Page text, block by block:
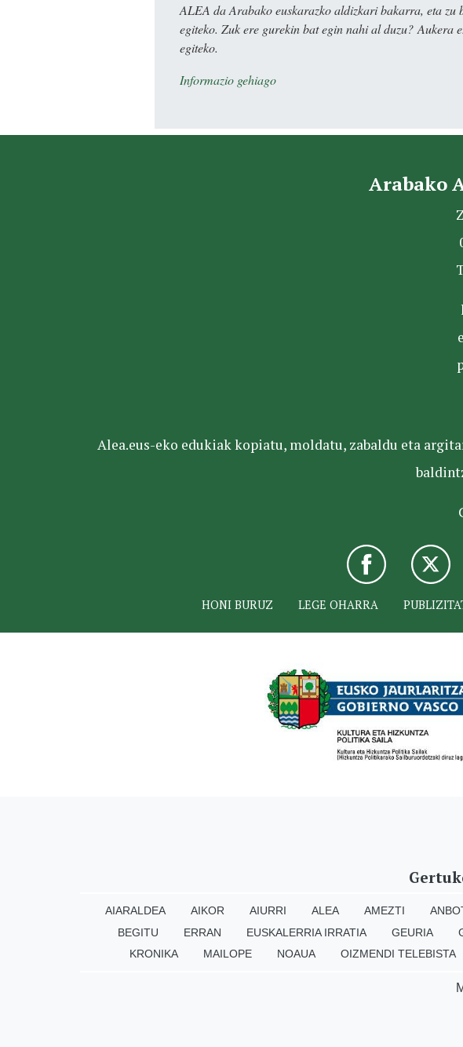
ALEA da Arabako euskarazko aldizkari bakarra, eta
egiteko. Zuk ere gurekin bat egin nahi al duzu? Aukera
egiteko.
Informazio gehiago
Arabako
Alea.eus-eko edukiak kopiatu, moldatu, zabaldu eta
HONI BURUZ LEGE OHARRA
AIARALDEA AIKOR AIURRI ALEA AMEZTI
BEGITU
ERRAN EUSKALERRIA IRRATIA GEURIA
KRONIKA
MAILOPE NOAUA OIZMENDI TELEBISTA